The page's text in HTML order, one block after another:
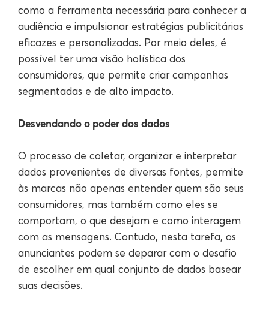
como a ferramenta necessária para conhecer a
audiência e impulsionar estratégias publicitárias
eficazes e personalizadas. Por meio deles, é
possível ter uma visão holística dos
consumidores, que permite criar campanhas
segmentadas e de alto impacto.
Desvendando o poder dos dados
O processo de coletar, organizar e interpretar
dados provenientes de diversas fontes, permite
às marcas não apenas entender quem são seus
consumidores, mas também como eles se
comportam, o que desejam e como interagem
com as mensagens. Contudo, nesta tarefa, os
anunciantes podem se deparar com o desafio
de escolher em qual conjunto de dados basear
suas decisões.